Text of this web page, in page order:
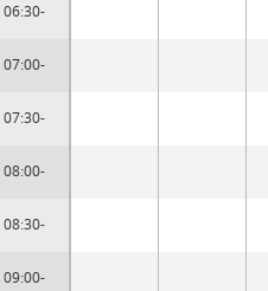
06:30-
07:00-
07:30-
08:00-
08:30-
09:00-